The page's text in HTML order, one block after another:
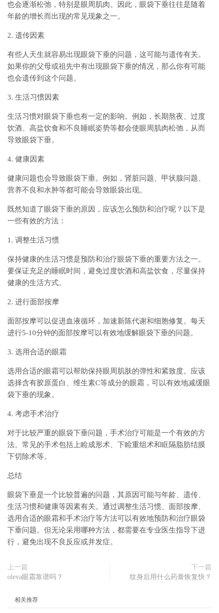
也会逐渐松弛，特别是眼周肌肉。因此，眼袋下垂往往是随着
年龄的增长而出现的常见现象之一。
2. 遗传因素
有些人天生就容易出现眼袋下垂的问题，这可能与遗传有关。
如果你的父母或祖先中有出现眼袋下垂的情况，那么你有可能
也会遗传到这个问题。
3. 生活习惯因素
生活习惯对眼袋下垂也有一定的影响。例如，长期熬夜、过度
饮酒、高盐饮食和不良睡眠姿势等都会使眼周肌肉松弛，从而
导致眼袋下垂。
4. 健康因素
健康问题也会导致眼袋下垂。例如，肾脏问题、甲状腺问题、
营养不良和水肿等都可能会导致眼袋出现。
既然知道了眼袋下垂的原因，应该怎么预防和治疗呢？以下是
一些有效的方法：
1. 调整生活习惯
保持健康的生活习惯是预防和治疗眼袋下垂的重要方法之一。
要保证充足的睡眠时间，避免过度饮酒和高盐饮食，尽量保持
健康的生活方式。
2. 进行面部按摩
面部按摩可以促进血液循环，加速新陈代谢和细胞修复。每天
进行5-10分钟的面部按摩可以有效地缓解眼袋下垂的问题。
3. 选用合适的眼霜
选用合适的眼霜可以帮助保持眼周肌肤的弹性和紧致度。应该
选择含有胶原蛋白、维生素C等成分的眼霜，可以有效地减缓眼
袋下垂的现象。
4. 考虑手术治疗
对于比较严重的眼袋下垂问题，手术治疗可能是一个有效的方
法。常见的手术包括上睑成形术、下睑重组术和眶隔脂肪结膜
下切除术等。
总结
眼袋下垂是一个比较普遍的问题，其原因可能与年龄、遗传、
生活习惯和健康等因素有关。通过调整生活习惯、面部按摩、
选用合适的眼霜和手术治疗等方法可以有效地预防和治疗眼袋
下垂问题。但无论采用哪种方法，都需要在专业医生指导下进
行，避免出现不良反应或并发症。
上一篇
oleva眼霜靠谱吗？
下一篇
纹身后用什么药膏恢复快？
相关推荐